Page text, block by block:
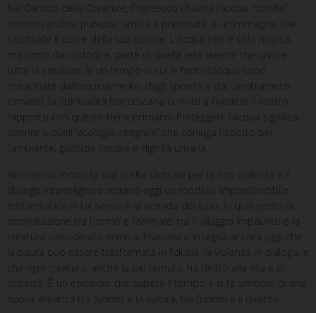
Nel Cantico delle Creature, Francesco chiama l’acqua “sorella”,
riconoscendole purezza, umiltà e preziosità: è un’immagine che
racchiude il cuore della sua visione. L’acqua non è solo risorsa,
ma dono da custodire, parte di quella rete vivente che unisce
tutte le creature. In un tempo in cui le fonti d’acqua sono
minacciate dall’inquinamento, dagli sprechi e dai cambiamenti
climatici, la spiritualità francescana ci invita a rivedere il nostro
rapporto con questo bene primario. Proteggere l’acqua significa
aderire a quell’“ecologia integrale” che coniuga rispetto per
l’ambiente, giustizia sociale e dignità umana.
Allo stesso modo la sua scelta radicale per la non violenza e il
dialogo interreligioso restano oggi un modello imprescindibile:
emblematica in tal senso è la vicenda del lupo, in quel gesto di
riconciliazione tra l’uomo e l’animale, tra il villaggio impaurito e la
creatura considerata nemica, Francesco insegna ancora oggi che
la paura può essere trasformata in fiducia, la violenza in dialogo, e
che ogni creatura, anche la più temuta, ha diritto alla vita e al
rispetto. È un episodio che supera il tempo e si fa simbolo di una
nuova alleanza tra l’uomo e la natura, tra l’uomo e il diverso.